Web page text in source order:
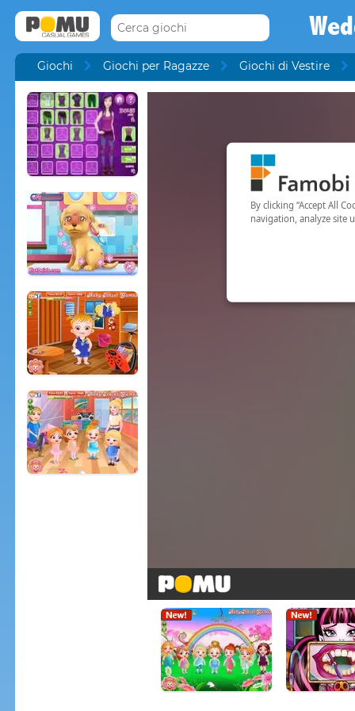
Giochi Giochi per Ragazze Giochi di Vestire